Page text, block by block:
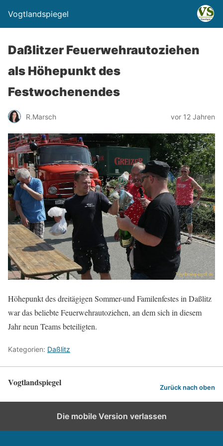
Vogtlandspiegel
Daßlitzer Feuerwehrautoziehen
als Höhepunkt des
Festwochenendes
R.Marsch vor 12 Jahren
Höhepunkt des dreitägigen Sommer-und Familenfestes in Daßlitz
war das beliebte Feuerwehrautoziehen, an dem sich in diesem
Jahr neun Teams beteiligten.
Kategorien: Daßlitz
Vogtlandspiegel Zurück nach oben
Die mobile Version verlassen